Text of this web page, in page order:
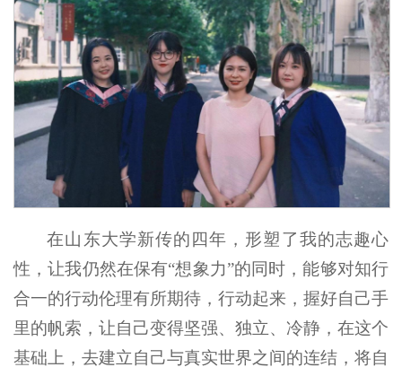
在山东大学新传的四年，形塑了我的志趣心
性，让我仍然在保有“想象力”的同时，能够对知行
合一的行动伦理有所期待，行动起来，握好自己手
里的帆索，让自己变得坚强、独立、冷静，在这个
基础上，去建立自己与真实世界之间的连结，将自